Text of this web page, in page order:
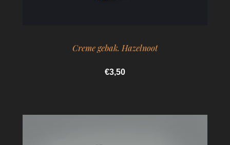
Creme gebak. Hazelnoot
€3,50